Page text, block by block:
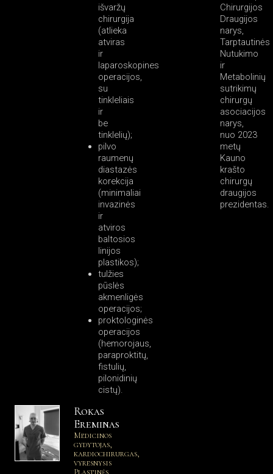
išvaržų
chirurgija
(atlieka
atviras
ir
laparoskopines
operacijos,
su
tinkleliais
ir
be
tinklelių);
pilvo
raumenų
diastazės
korekcija
(minimaliai
invazinės
ir
atviros
baltosios
linijos
plastikos);
tulžies
pūslės
akmenligės
operacijos;
proktologinės
operacijos
(hemorojaus,
paraproktitų,
fistulių,
pilonidinių
cistų).
Chirurgijos
Draugijos
narys,
Tarptautinės
Nutukimo
ir
Metabolinių
sutrikimų
chirurgų
asociacijos
narys,
nuo 2023
metų
Kauno
krašto
chirurgų
draugijos
prezidentas.
Rokas
Ereminas
Medicinos
gydytojas,
kardiochirurgas,
vyresnysis
Plastinės